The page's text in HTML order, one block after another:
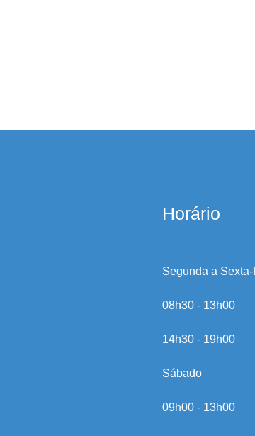
Horário
Segunda a
08h30 - 13h00
14h30 - 19h00
Sábado
09h00 - 13h00